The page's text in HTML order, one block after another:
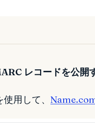
レコードを公開
用して、